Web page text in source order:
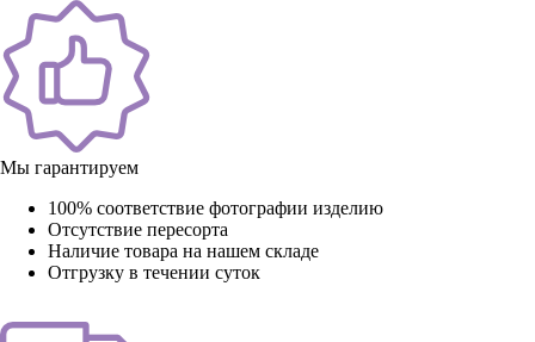
Мы гарантируем
100% соответствие фотографии изделию
Отсутствие пересорта
Наличие товара на нашем складе
Отгрузку в течении суток